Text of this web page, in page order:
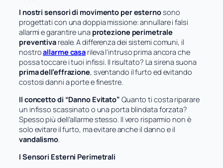
I nostri sensori di movimento per esternosono
progettati con una doppia missione: annullare i falsi
allarmi e garantire una protezione perimetrale
preventiva reale. A differenza dei sistemi comuni, il
nostroallarme casa rileva l’intruso prima ancora che
possa toccare i tuoi infissi. Il risultato? La sirena suona
prima dell’effrazione, sventando il furto ed evitando
costosi danni a porte e finestre.
Il concetto di “Danno Evitato” Quanto ti costa riparare
un infisso scassinato o una porta blindata forzata?
Spesso più dell’allarme stesso. Il vero risparmio non è
solo evitare il furto, ma evitare anche il danno e il
vandalismo
I Sensori Esterni Perimetrali